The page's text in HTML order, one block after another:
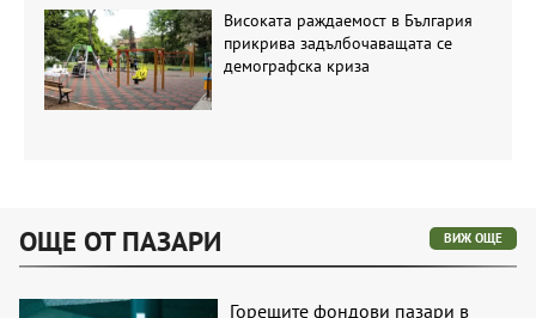
Високата раждаемост в България
прикрива задълбочаващата се
демографска криза
ОЩЕ ОТ ПАЗАРИ ВИЖ ОЩЕ
Горещите фондови пазари в